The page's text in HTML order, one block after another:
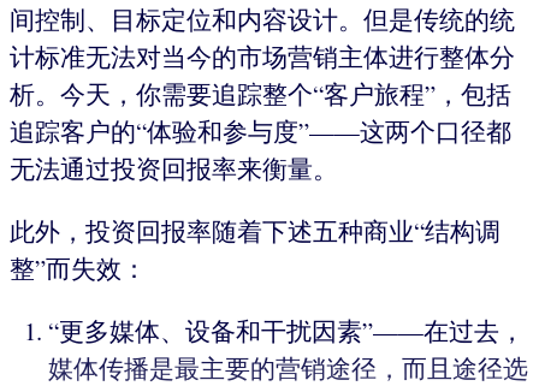
间控制、目标定位和内容设计。但是传统的统
计标准无法对当今的市场营销主体进行整体分
析。今天，你需要追踪整个“客户旅程”，包括
追踪客户的“体验和参与度”——这两个口径都
无法通过投资回报率来衡量。
此外，投资回报率随着下述五种商业“结构调
整”而失效：
“更多媒体、设备和干扰因素”——在过去，
媒体传播是最主要的营销途径，而且途径选